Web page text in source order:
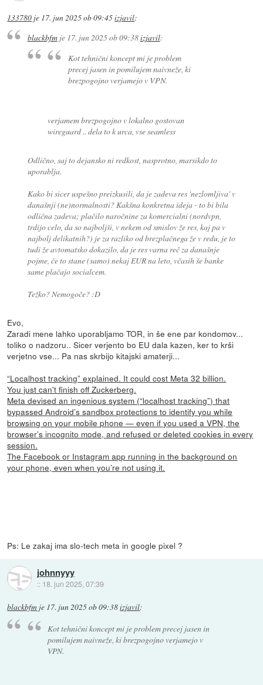
133780 je 17. jun 2025 ob 09:45izjavil:
blackbfmje 17. jun 2025 ob 09:38izjavil:
Kot tehnični koncept mi je problem
precej jasen in pomilujem naivneže, ki
brezpogojno verjamejo v VPN.
verjamem brezpogojno v lokalno gostovan
wireguard .. dela to k urca, vse seamless
Odlično, saj to dejansko ni redkost, nasprotno, marsikdo to
uporablja.
Kako bi sicer uspešno preizkusili, da je zadeva res 'nezlomljiva' v
današnji (ne)normalnosti? Kakšna konkretna ideja - to bi bila
odlična zadeva; plačilo naročnine za komercialni (nordvpn,
trdijo celo, da so najboljši, v nekem od smislov že res, kaj pa v
najbolj delikatnih?) je za razliko od brezplačnega že v redu, je to
tudi že avtomatsko dokazilo, da je res varna reč za današnje
pojme, če to stane (samo) nekaj EUR na leto, včasih še banke
same plačajo socialcem.
Težko? Nemogoče? :D
Evo,
Zaradi mene lahko uporabljamo TOR, in še ene par kondomov...
toliko o nadzoru.. Sicer verjento bo EU dala kazen, ker to krši
verjetno vse... Pa nas skrbijo kitajski amaterji...
“Localhost tracking” explained. It could cost Meta 32 billion.
You just can't finish off Zuckerberg.
Meta devised an ingenious system (“localhost tracking”) that
bypassed Android’s sandbox protections to identify you while
browsing on your mobile phone — even if you used a VPN, the
browser’s incognito mode, and refused or deleted cookies in every
session.
The Facebook or Instagram app running in the background on
your phone, even when you’re not using it.
Ps: Le zakaj ima slo-tech meta in google pixel ?
johnnyyy
:: 18. jun 2025, 07:39
blackbfm je 17. jun 2025 ob 09:38izjavil:
Kot tehnični koncept mi je problem precej jasen in
pomilujem naivneže, ki brezpogojno verjamejo v
VPN.